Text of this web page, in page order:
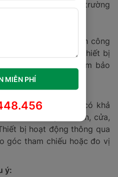
(tối thiểu và tối đa).
ô tô, cảm biến tiệm cận
trí lắp ráp của các chi tiết
tiếp, giúp tăng độ chính
MIỄN PHÍ